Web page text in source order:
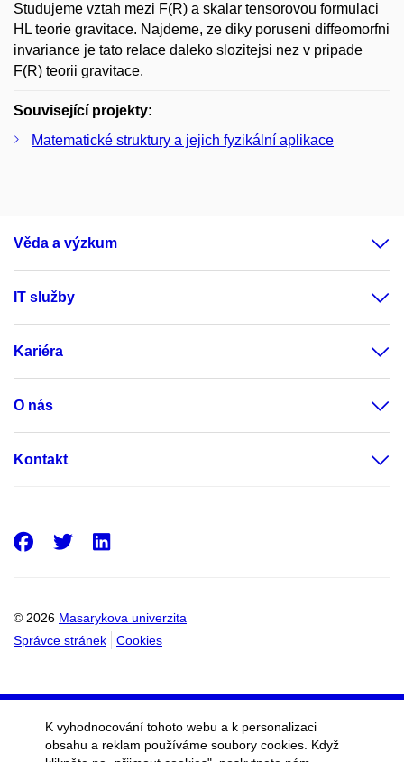
Studujeme vztah mezi F(R) a skalar tensorovou formulaci
HL teorie gravitace. Najdeme, ze diky poruseni diffeomorfni
invariance je tato relace daleko slozitejsi nez v pripade
F(R) teorii gravitace.
Související projekty:
Matematické struktury a jejich fyzikální aplikace
Věda a výzkum
IT služby
Kariéra
O nás
Kontakt
© 2026 Masarykova univerzita
Správce stránek
Cookies
Facebook
Twitter
K vyhodnocování tohoto webu a k personalizaci
obsahu a reklam používáme soubory cookies. Když